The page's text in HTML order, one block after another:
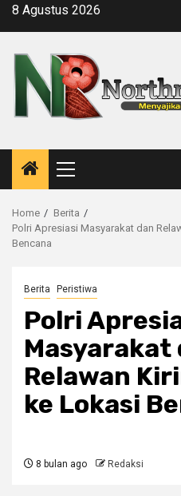
Skip8 Agustus 2026
Primary
Menu
Home
Berita
Polri Apresiasi Masyarakat dan
Bencana
Berita Peristiwa
Polri
Masyarakat
Relawan
ke Lokasi
8 bulan ago Redaksi